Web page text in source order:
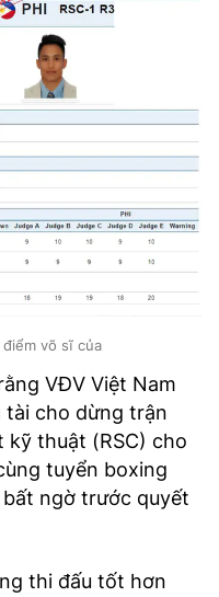
võ sĩ của
VĐV Việt Nam
cho dừng trận
thuật (RSC) cho
tuyển boxing
ngờ trước quyết
thi đấu tốt hơn